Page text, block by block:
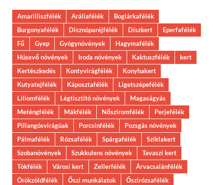
Amarilliszfélék Aráliafélék
Boglárkafélék
Burgonyafélék
Disznóparéjfélék Díszkert
Eperfafélék
Fű
Gyep Gyógynövények
Hagymafélék
Húsevő növények
Iroda növények Kaktuszfélék
kert
Kertészkedés
Kontyvirágfélék
Konyhakert
Kutyatejfélék
Káposztafélék
Ligetszépefélék
Liliomfélék
Légtisztító növények
Magaságyás
Meténgfélék
Mákfélék Nősziromfélék
Perjefélék
Pillangósvirágúak
Porcsinfélék
Pozsgás növények
Pálmafélék
Rózsafélék Spárgafélék
Sziklakert
Szobanövények
Szukkulens növények
Tavaszi kert
Tökfélék
Városi kert Zellerfélék
Árvacsalánfélék
Örökzöldfélék
Őszi munkálatok Őszirózsafélék